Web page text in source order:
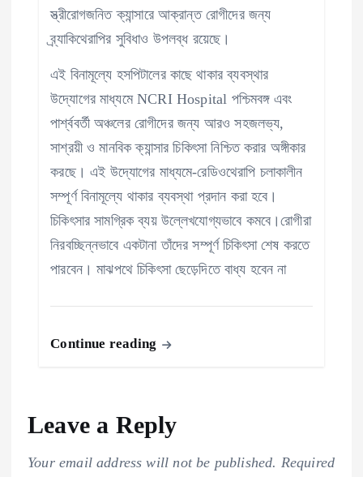
স্ত্রীরোগজনিত ক্যান্সারে আক্রান্ত রোগীদের জন্য
ব্র্যাকিথেরাপির সুবিধাও উপলব্ধ রয়েছে।
এই বিনামূল্যে হসপিটালের কাছে থাকার ব্যবস্থার
উদ্যোগের মাধ্যমে NCRI Hospital পশ্চিমবঙ্গ এবং
পার্শ্ববর্তী অঞ্চলের রোগীদের জন্য আরও সহজলভ্য,
সাশ্রয়ী ও মানবিক ক্যান্সার চিকিৎসা নিশ্চিত করার অঙ্গীকার
করছে। এই উদ্যোগের মাধ্যমে-রেডিওথেরাপি চলাকালীন
সম্পূর্ণ বিনামূল্যে থাকার ব্যবস্থা প্রদান করা হবে।
চিকিৎসার সামগ্রিক ব্যয় উল্লেখযোগ্যভাবে কমবে।রোগীরা
নিরবচ্ছিন্নভাবে একটানা তাঁদের সম্পূর্ণ চিকিৎসা শেষ করতে
পারবেন। মাঝপথে চিকিৎসা ছেড়েদিতে বাধ্য হবেন না
Continue reading
Leave a Reply
Your email address will not be published. Required